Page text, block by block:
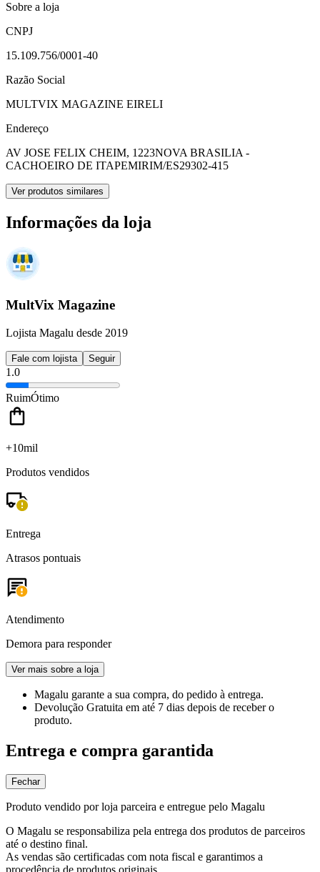
Sobre a loja
CNPJ
15.109.756/0001-40
Razão Social
MULTVIX MAGAZINE EIRELI
Endereço
AV JOSE FELIX CHEIM, 1223NOVA BRASILIA -
CACHOEIRO DE ITAPEMIRIM/ES29302-415
Ver produtos similares
Informações da loja
MultVix Magazine
Lojista Magalu desde 2019
Fale com lojista Seguir
1.0
RuimÓtimo
+10mil
Produtos vendidos
Entrega
Atrasos pontuais
Atendimento
Demora para responder
Ver mais sobre a loja
Magalu garante a sua compra, do pedido à entrega.
Devolução Gratuita em até 7 dias depois de receber o
produto.
Entrega e compra garantida
Fechar
Produto vendido por loja parceira e entregue pelo Magalu
O Magalu se responsabiliza pela entrega dos produtos de parceiros
até o destino final.
As vendas são certificadas com nota fiscal e garantimos a